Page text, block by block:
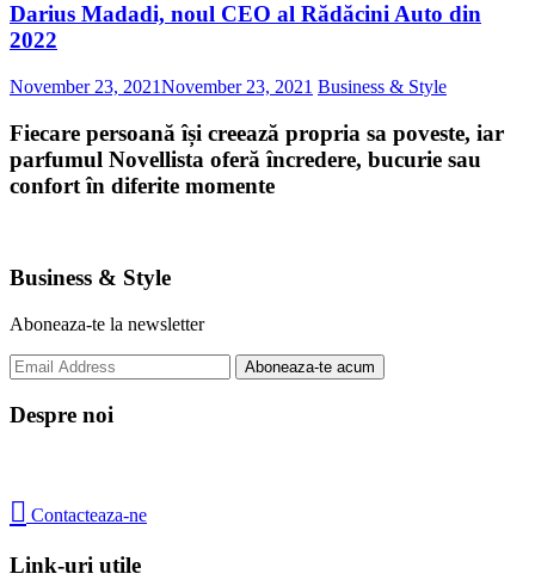
Darius Madadi, noul CEO al Rădăcini Auto din
2022
November 23, 2021November 23, 2021 Business & Style
Fiecare persoană își creează propria sa poveste, iar
parfumul Novellista oferă încredere, bucurie sau
confort în diferite momente
Business & Style
Aboneaza-te la newsletter
Despre noi
 Contacteaza-ne
Link-uri utile